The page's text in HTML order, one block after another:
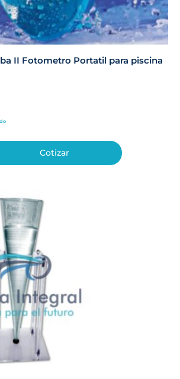
II Fotometro Portatil para piscina
Cotizar